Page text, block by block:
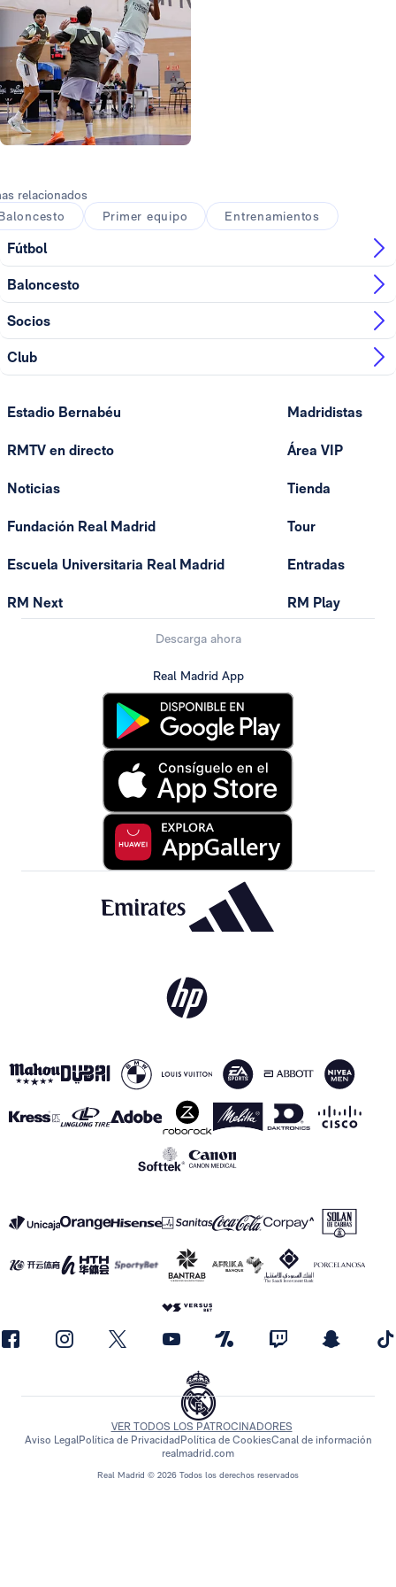
relacionados
Primer equipo Entrenamientos
Fútbol
Baloncesto
Socios
Club
Estadio Bernabéu
RMTV en directo
Noticias
Fundación Real Madrid
Escuela Universitaria Real Madrid
RM Next
Madridistas
Área VIP
Tienda
Tour
Entradas
RM Play
Descarga ahora
Real Madrid App
Real Madrid © 2026 Todos los derechos reservados
VER TODOS LOS PATROCINADORES
Aviso LegalPolítica de Privacidad Política de CookiesCanal de información
realmadrid.com